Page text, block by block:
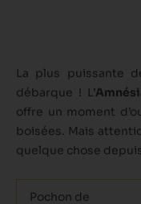
La plus puissante
débarque ! L’
offre un moment
boisées. Mais
quelque chose
Pochon de